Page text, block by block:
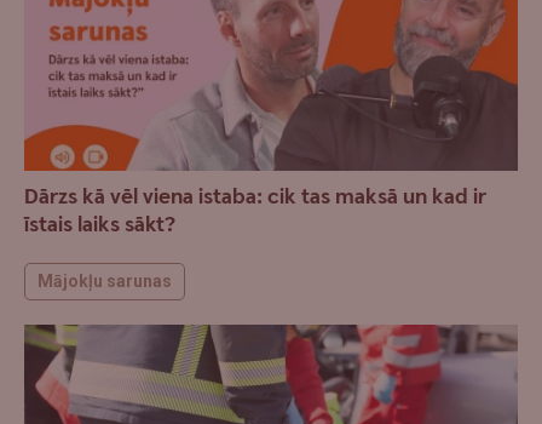
Dārzs kā vēl viena istaba: cik tas maksā un kad ir
īstais laiks sākt?
Mājokļu sarunas